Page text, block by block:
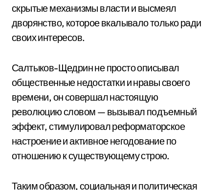
скрытые механизмы власти и высмеял
дворянство, которое вкалывало только ради
своих интересов.
Салтыков-Щедрин не просто описывал
общественные недостатки и нравы своего
времени, он совершал настоящую
революцию словом — вызывал подъемный
эффект, стимулировал реформаторское
настроение и активное негодование по
отношению к существующему строю.
Таким образом, социальная и политическая